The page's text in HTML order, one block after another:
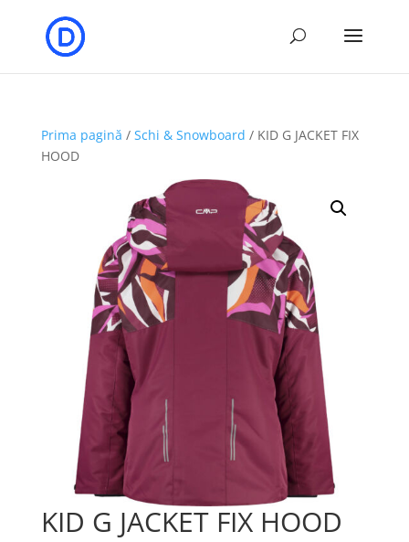
Prima pagină / Schi & Snowboard / KID G JACKET FIX
HOOD
KID G JACKET FIX HOOD